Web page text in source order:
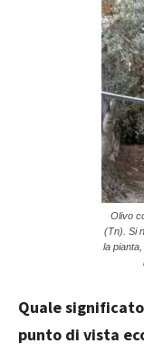
Olivo
(Tn). Si
la
Quale
punto di vista